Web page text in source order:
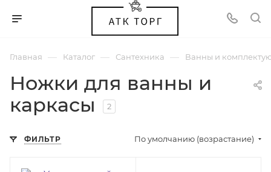
Главная — Каталог — Сантехника — Ванны и
Ножки для ванны и
каркасы
2
ФИЛЬТР По умолчанию (возрастание)